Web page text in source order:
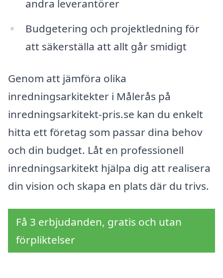
andra leverantörer
Budgetering och projektledning för
att säkerställa att allt går smidigt
Genom att jämföra olika
inredningsarkitekter i Målerås på
inredningsarkitekt-pris.se kan du enkelt
hitta ett företag som passar dina behov
och din budget. Låt en professionell
inredningsarkitekt hjälpa dig att realisera
din vision och skapa en plats där du trivs.
Få 3 erbjudanden, gratis och utan
förpliktelser